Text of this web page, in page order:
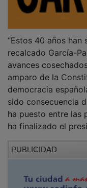
“Estos 40 años han
recalcado García-
avances
amparo de la
democracia
sido consecuencia
ha puesto entre las
ha finalizado el
PUBLICIDAD